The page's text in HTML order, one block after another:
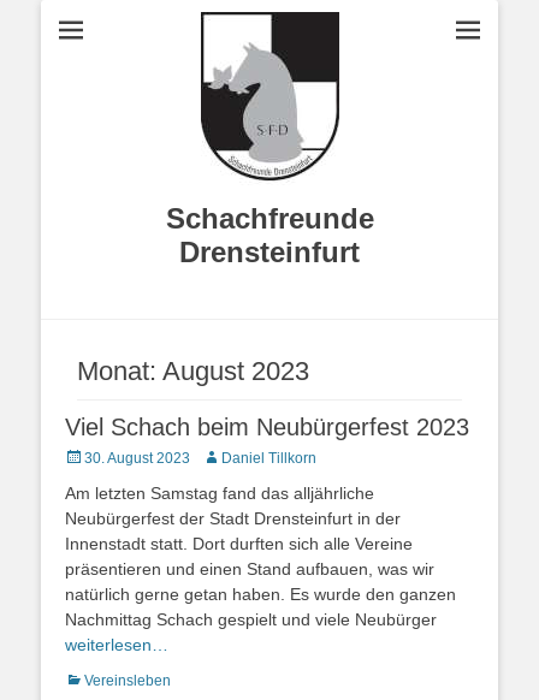
Schachfreunde
Drensteinfurt
Monat: August 2023
Viel Schach beim Neubürgerfest 2023
Veröffentlicht
30. August 2023 AutorDaniel Tillkorn
Am letzten Samstag fand das alljährliche
Neubürgerfest der Stadt Drensteinfurt in der
Innenstadt statt. Dort durften sich alle Vereine
präsentieren und einen Stand aufbauen, was wir
natürlich gerne getan haben. Es wurde den ganzen
Nachmittag Schach gespielt und viele Neubürger
weiterlesen…
Kategorien
Vereinsleben